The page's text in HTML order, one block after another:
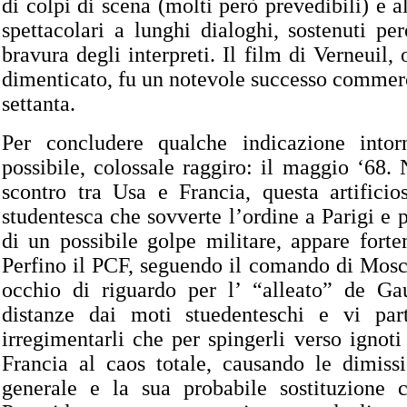
di colpi di scena (molti però prevedibili) e
spettacolari a lunghi dialoghi, sostenuti
bravura degli interpreti. Il film di Verneuil,
dimenticato, fu un notevole successo
settanta.
Per concludere qualche indicazione
possibile, colossale raggiro: il maggio ‘68.
scontro tra Usa e Francia, questa
studentesca che sovverte l’ordine a Parigi e
di un possibile golpe militare, appare
Perfino il PCF, seguendo il comando di
occhio di riguardo per l’ “alleato” de
distanze dai moti stuedenteschi e vi
irregimentarli che per spingerli verso
Francia al caos totale, causando le
generale e la sua probabile sostituzione